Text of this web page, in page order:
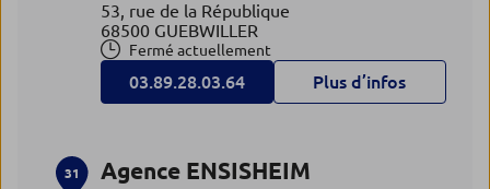
53, rue de la République
68500 GUEBWILLER
Fermé actuellement
03.89.28.03.64 Plus d’infos
31 Agence ENSISHEIM